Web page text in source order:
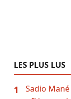
LES PLUS LUS
1
Sadio